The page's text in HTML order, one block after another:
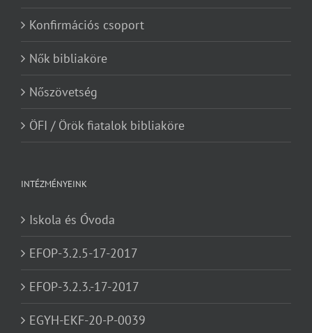
Konfirmációs csoport
Nők bibliaköre
Nőszövetség
ÖFI / Örök fiatalok bibliaköre
INTÉZMÉNYEINK
Iskola és Óvoda
EFOP-3.2.5-17-2017
EFOP-3.2.3.-17-2017
EGYH-EKF-20-P-0039